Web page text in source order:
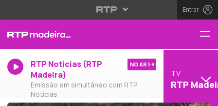
Entrar
RTP Notícias (RTP
Madeira)
Emissão em simultâneo com RTP
Notícias
NO AR
TV
RTP